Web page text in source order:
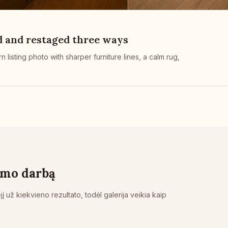
restaged three ways
listing photo with sharper furniture lines, a calm rug,
darbą
už kiekvieno rezultato, todėl galerija veikia kaip